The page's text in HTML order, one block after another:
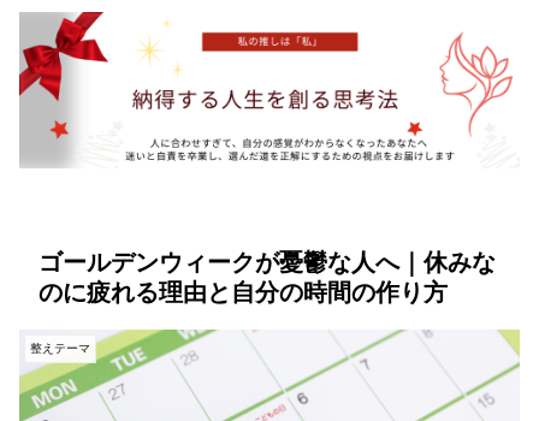
ゴールデンウィークが憂鬱な人へ｜休みな
のに疲れる理由と自分の時間の作り方
整えテーマ